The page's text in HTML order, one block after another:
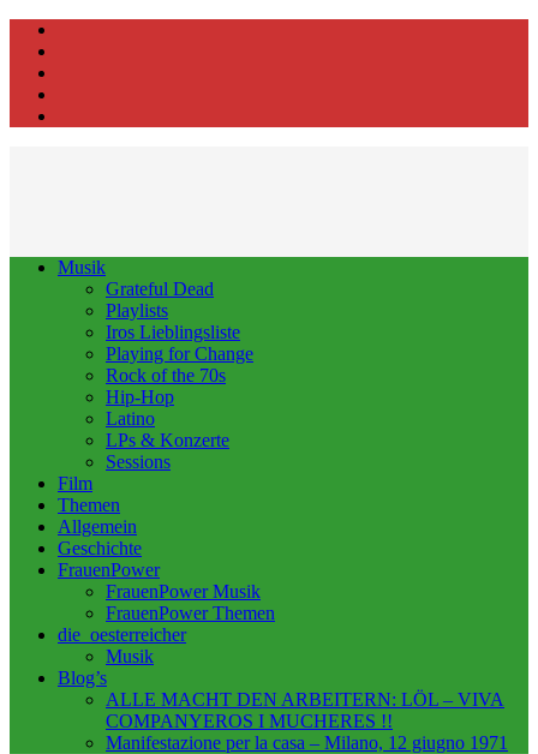
Musik
Grateful Dead
Playlists
Iros Lieblingsliste
Playing for Change
Rock of the 70s
Hip-Hop
Latino
LPs & Konzerte
Sessions
Film
Themen
Allgemein
Geschichte
FrauenPower
FrauenPower Musik
FrauenPower Themen
die_oesterreicher
Musik
Blog’s
ALLE MACHT DEN ARBEITERN: LÖL – VIVA
COMPANYEROS I MUCHERES !!
Manifestazione per la casa – Milano, 12 giugno 1971